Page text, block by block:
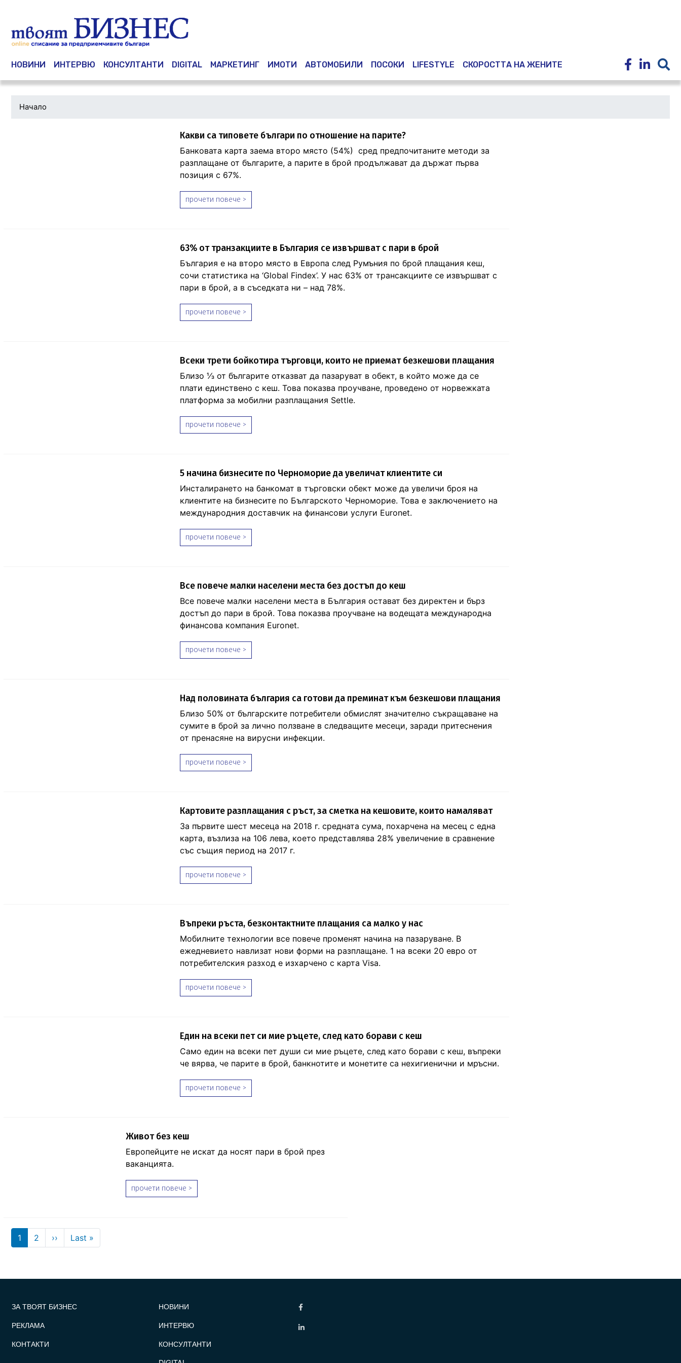
Main navigation
НОВИНИ ИНТЕРВЮ КОНСУЛТАНТИ DIGITAL МАРКЕТИНГ ИМОТИ АВТОМОБИЛИ ПОСОКИ LIFESTYLE СКОРОСТТА НА ЖЕНИТЕ
Начало
Какви са типовете българи по отношение на парите?
Банковата карта заема второ място (54%) сред предпочитаните методи за
разплащане от българите, а парите в брой продължават да държат първа
позиция с 67%.
прочети повече >
63% от транзакциите в България се извършват с пари в брой
България е на второ място в Европа след Румъния по брой плащания кеш,
сочи статистика на ‘Global Findex’. У нас 63% от трансакциите се извършват с
пари в брой, а в съседката ни – над 78%.
прочети повече >
Всеки трети бойкотира търговци, които не приемат безкешови плащания
Близо ⅓ от българите отказват да пазаруват в обект, в който може да се
плати единствено с кеш. Това показва проучване, проведено от норвежката
платформа за мобилни разплащания Settle.
прочети повече >
5 начина бизнесите по Черноморие да увеличат клиентите си
Инсталирането на банкомат в търговски обект може да увеличи броя на
клиентите на бизнесите по Българското Черноморие. Това е заключението на
международния доставчик на финансови услуги Euronet.
прочети повече >
Все повече малки населени места без достъп до кеш
Все повече малки населени места в България остават без директен и бърз
достъп до пари в брой. Това показва проучване на водещата международна
финансова компания Euronet.
прочети повече >
Над половината българия са готови да преминат към безкешови плащания
Близо 50% от българските потребители обмислят значително съкращаване на
сумите в брой за лично ползване в следващите месеци, заради притеснения
от пренасяне на вирусни инфекции.
прочети повече >
Картовите разплащания с ръст, за сметка на кешовите, които намаляват
За първите шест месеца на 2018 г. средната сума, похарчена на месец с една
карта, възлиза на 106 лева, което представлява 28% увеличение в сравнение
със същия период на 2017 г.
прочети повече >
Въпреки ръста, безконтактните плащания са малко у нас
Мобилните технологии все повече променят начина на пазаруване. В
ежедневието навлизат нови форми на разплащане. 1 на всеки 20 евро от
потребителския разход е изхарчено с карта Visa.
прочети повече >
Eдин на всеки пет си мие ръцете, след като борави с кеш
Само един на всеки пет души си мие ръцете, след като борави с кеш, въпреки
че вярва, че парите в брой, банкнотите и монетите са нехигиенични и мръсни.
прочети повече >
Живот без кеш
Eвропейците не искат да носят пари в брой през
ваканцията.
прочети повече >
Pagination
1 2 ›› Next page
Last »
ЗА ТВОЯТ БИЗНЕС
РЕКЛАМА
КОНТАКТИ
НОВИНИ
ИНТЕРВЮ
КОНСУЛТАНТИ